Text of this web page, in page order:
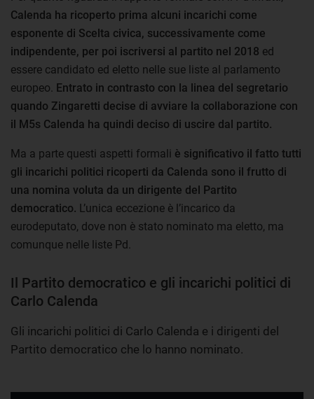
Calenda ha ricoperto prima alcuni incarichi come
esponente di Scelta civica, successivamente come
indipendente, per poi iscriversi al partito nel 2018 ed
essere candidato ed eletto nelle sue liste al parlamento
europeo. Entrato in contrasto con la linea del segretario
quando Zingaretti decise di avviare la collaborazione con
il M5s Calenda ha quindi deciso di uscire dal partito.
Ma a parte questi aspetti formali è significativo il fatto tutti
gli incarichi politici ricoperti da Calenda sono il frutto di
una nomina voluta da un dirigente del Partito
democratico. L’unica eccezione è l’incarico da
eurodeputato, dove non è stato nominato ma eletto, ma
comunque nelle liste Pd.
Il Partito democratico e gli incarichi politici di
Carlo Calenda
Gli incarichi politici di Carlo Calenda e i dirigenti del
Partito democratico che lo hanno nominato.